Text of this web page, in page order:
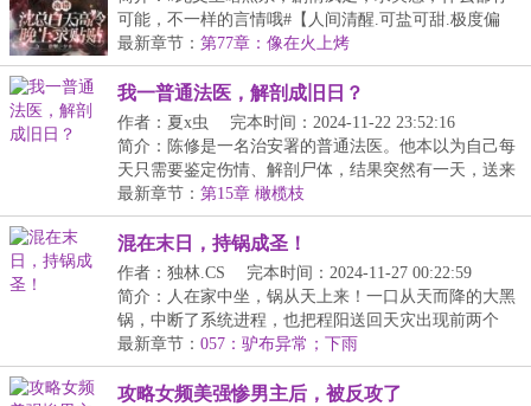
可能，不一样的言情哦#【人间清醒.可盐可甜.极度偏
执....
最新章节： 第77章：像在火上烤
我一普通法医，解剖成旧日？
作者：夏x虫
完本时间：2024-11-22 23:52:16
简介：陈修是一名治安署的普通法医。他本以为自己每
天只需要鉴定伤情、解剖尸体，结果突然有一天，送来
一...
最新章节： 第15章 橄榄枝
混在末日，持锅成圣！
作者：独林.CS
完本时间：2024-11-27 00:22:59
简介：人在家中坐，锅从天上来！一口从天而降的大黑
锅，中断了系统进程，也把程阳送回天灾出现前两个
月，...
最新章节： 057：驴布异常；下雨
攻略女频美强惨男主后，被反攻了